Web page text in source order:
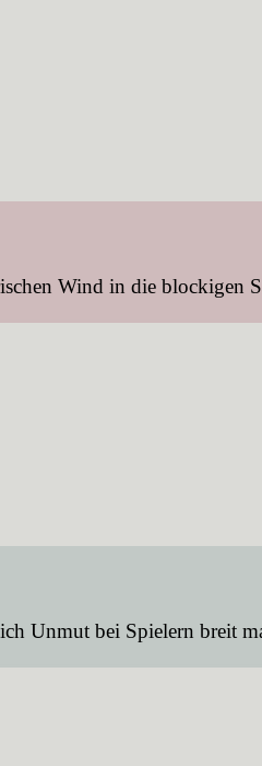
Wind in die blockigen
Unmut bei Spielern breit